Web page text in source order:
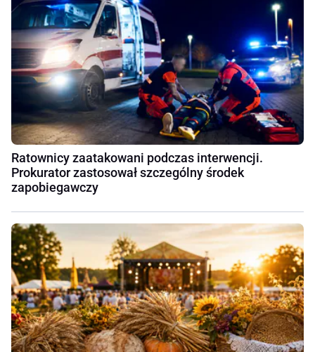
Ratownicy zaatakowani podczas interwencji.
Prokurator zastosował szczególny środek
zapobiegawczy